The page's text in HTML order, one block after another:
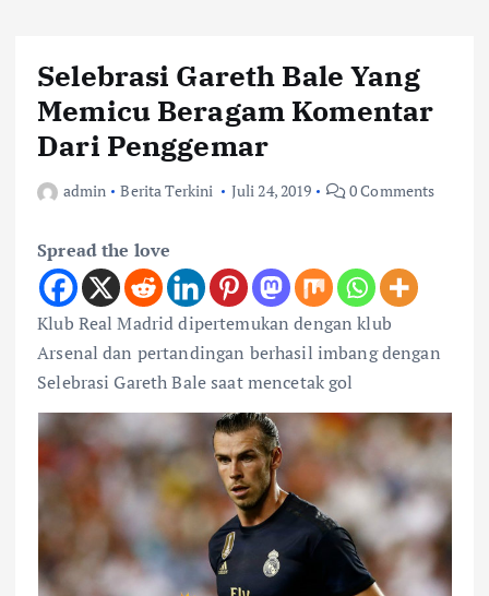
Selebrasi Gareth Bale Yang
Memicu Beragam Komentar
Dari Penggemar
admin Berita Terkini Juli 24, 2019 0 Comments
Spread the love
Klub Real Madrid dipertemukan dengan klub
Arsenal dan pertandingan berhasil imbang dengan
Selebrasi Gareth Bale saat mencetak gol